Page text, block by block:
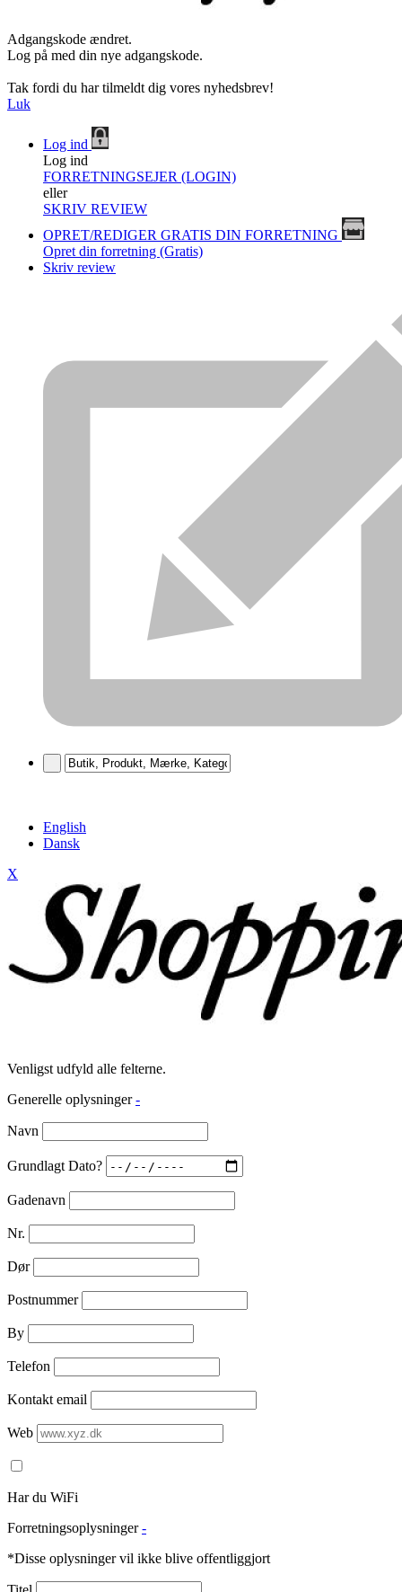
Adgangskode ændret.
Log på med din nye adgangskode.
Tak fordi du har tilmeldt dig vores nyhedsbrev!
Luk
Log ind
Log ind
FORRETNINGSEJER (LOGIN)
eller
SKRIV REVIEW
OPRET/REDIGER GRATIS DIN FORRETNING
Opret din forretning (Gratis)
Skriv review
English
Dansk
X
Venligst udfyld alle felterne.
Generelle oplysninger -
Navn
Grundlagt Dato?
Gadenavn
Nr.
Dør
Postnummer
By
Telefon
Kontakt email
Web
Har du WiFi
Forretningsoplysninger -
*Disse oplysninger vil ikke blive offentliggjort